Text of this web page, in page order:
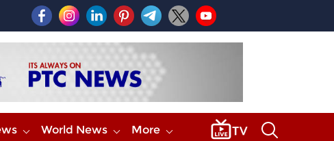
World News More